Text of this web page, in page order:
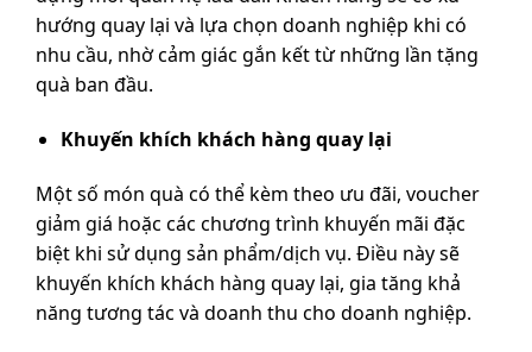
hướng quay lại và lựa chọn doanh nghiệp khi có
nhu cầu, nhờ cảm giác gắn kết từ những lần tặng
quà ban đầu.
Khuyến khích khách hàng quay lại
Một số món quà có thể kèm theo ưu đãi, voucher
giảm giá hoặc các chương trình khuyến mãi đặc
biệt khi sử dụng sản phẩm/dịch vụ. Điều này sẽ
khuyến khích khách hàng quay lại, gia tăng khả
năng tương tác và doanh thu cho doanh nghiệp.